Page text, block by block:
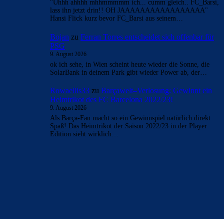
- Anzeige -
FAK881955zuFerran Torres entscheidet sich
offenbar für PSG
9. August 2026
Sehr lustig diese gehässigen Kommentare. Kann häufig
drüber schmunzeln....würde aber auch ein Spiel mit einem